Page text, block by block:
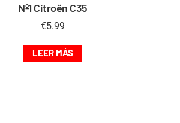
Nº1 Citroën C35
€5.99
LEER MÁS